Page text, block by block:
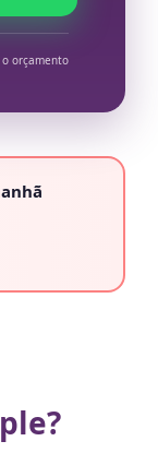
o orçamento